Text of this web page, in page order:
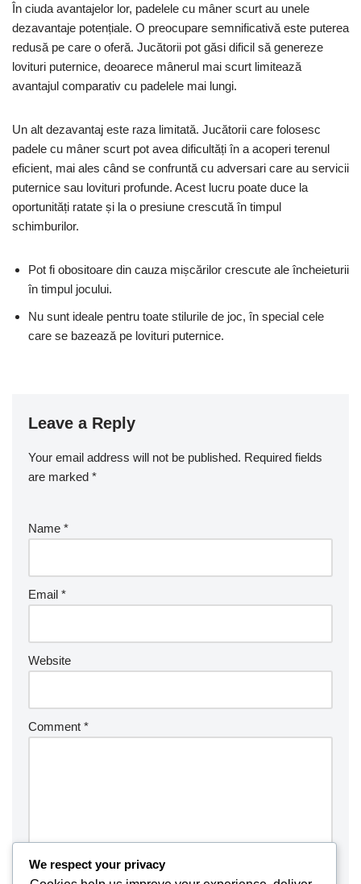
În ciuda avantajelor lor, padelele cu mâner scurt au unele
dezavantaje potențiale. O preocupare semnificativă este puterea
redusă pe care o oferă. Jucătorii pot găsi dificil să genereze
lovituri puternice, deoarece mânerul mai scurt limitează
avantajul comparativ cu padelele mai lungi.
Un alt dezavantaj este raza limitată. Jucătorii care folosesc
padele cu mâner scurt pot avea dificultăți în a acoperi terenul
eficient, mai ales când se confruntă cu adversari care au servicii
puternice sau lovituri profunde. Acest lucru poate duce la
oportunități ratate și la o presiune crescută în timpul
schimburilor.
Pot fi obositoare din cauza mișcărilor crescute ale încheieturii
în timpul jocului.
Nu sunt ideale pentru toate stilurile de joc, în special cele
care se bazează pe lovituri puternice.
Leave a Reply
Your email address will not be published. Required fields
are marked *
Name *
Email *
Website
Comment *
We respect your privacy